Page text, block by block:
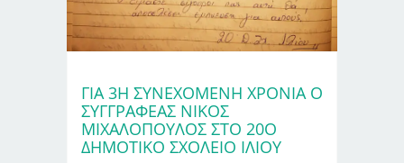
ΓΙΑ 3Η ΣΥΝΕΧΌΜΕΝΗ ΧΡΟΝΙΆ Ο
ΣΥΓΓΡΑΦΈΑΣ ΝΊΚΟΣ
ΜΙΧΑΛΌΠΟΥΛΟΣ ΣΤΟ 20Ο
ΔΗΜΟΤΙΚΌ ΣΧΟΛΕΊΟ ΙΛΊΟΥ